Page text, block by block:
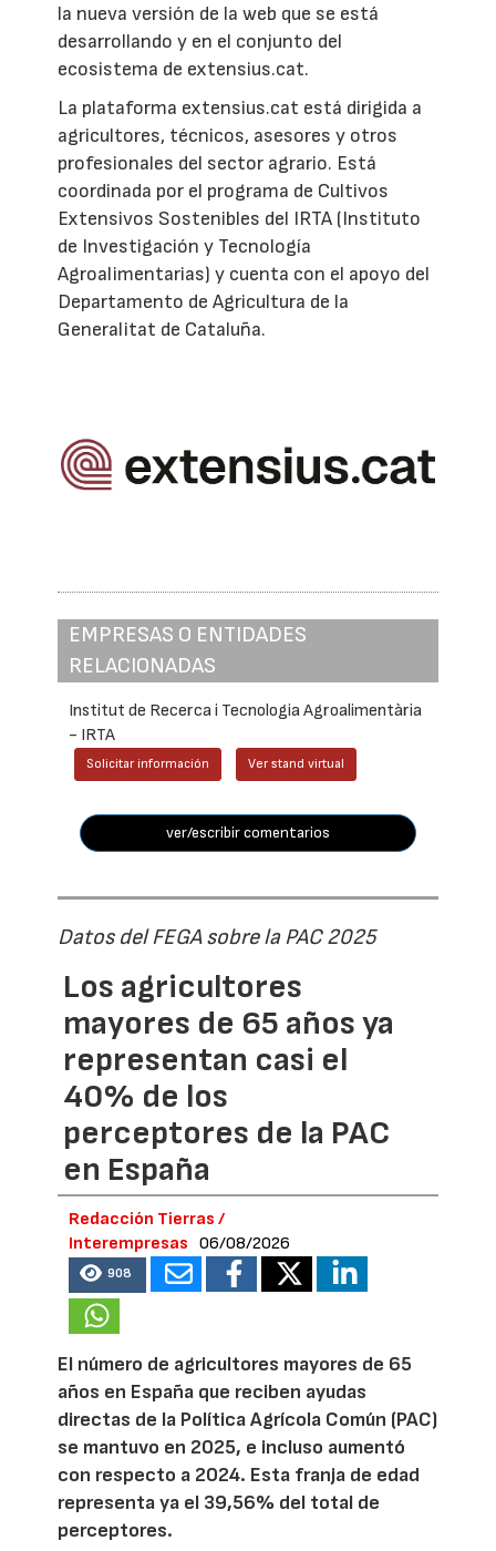
la nueva versión de la web que se está
desarrollando y en el conjunto del
ecosistema de extensius.cat.
La plataforma extensius.cat está dirigida a
agricultores, técnicos, asesores y otros
profesionales del sector agrario. Está
coordinada por el programa de Cultivos
Extensivos Sostenibles del IRTA (Instituto
de Investigación y Tecnología
Agroalimentarias) y cuenta con el apoyo del
Departamento de Agricultura de la
Generalitat de Cataluña.
EMPRESAS O ENTIDADES
RELACIONADAS
Institut de Recerca i Tecnologia Agroalimentària
- IRTA
Solicitar información Ver stand virtual
ver/escribir comentarios
Datos del FEGA sobre la PAC 2025
Los agricultores
mayores de 65 años ya
representan casi el
40% de los
perceptores de la PAC
en España
Redacción Tierras /
Interempresas
06/08/2026
908
El número de agricultores mayores de 65
años en España que reciben ayudas
directas de la Política Agrícola Común (PAC)
se mantuvo en 2025, e incluso aumentó
con respecto a 2024. Esta franja de edad
representa ya el 39,56% del total de
perceptores.